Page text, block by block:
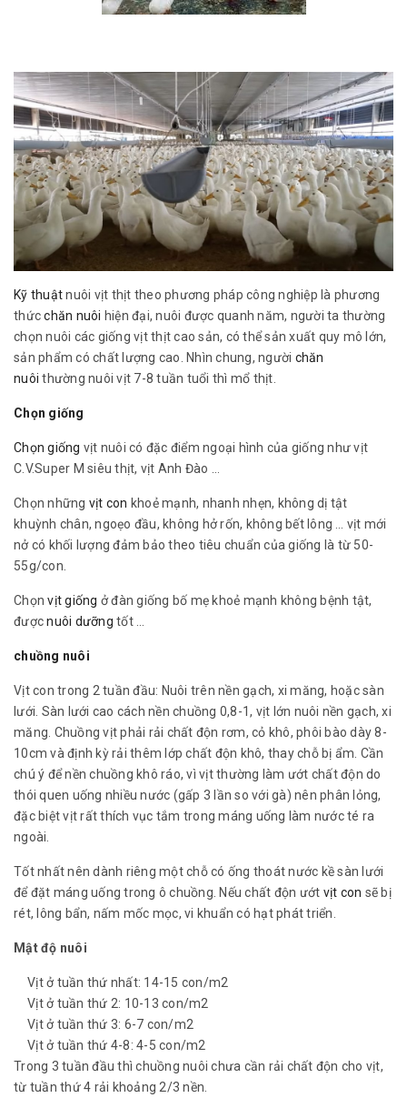
Kỹ thuậtnuôi vịt thịt theo phương pháp công nghiệp là phương
thứcchăn nuôi hiện đại, nuôi được quanh năm, người ta thường
chọn nuôi các giống vịt thịt cao sản, có thể sản xuất quy mô lớn,
sản phẩm có chất lượng cao. Nhìn chung, người chăn
nuôi thường nuôi vịt 7-8 tuần tuổi thì mổ thịt.
Chọn giống
Chọn giống vịt nuôi có đặc điểm ngoại hình của giống như vịt
C.V.Super M siêu thịt, vịt Anh Đào …
Chọn những vịt con khoẻ mạnh, nhanh nhẹn, không dị tật
khuỳnh chân, ngoẹo đầu, không hở rốn, không bết lông … vịt mới
nở có khối lượng đảm bảo theo tiêu chuẩn của giống là từ 50-
55g/con.
Chọnvịt giống ở đàn giống bố mẹ khoẻ mạnh không bệnh tật,
đượcnuôi dưỡng tốt …
chuồng nuôi
Vịt con trong 2 tuần đầu: Nuôi trên nền gạch, xi măng, hoặc sàn
lưới. Sàn lưới cao cách nền chuồng 0,8-1, vịt lớn nuôi nền gạch, xi
măng. Chuồng vịt phải rải chất độn rơm, cỏ khô, phôi bào dày 8-
10cm và định kỳ rải thêm lớp chất độn khô, thay chỗ bị ẩm. Cần
chú ý để nền chuồng khô ráo, vì vịt thường làm ướt chất độn do
thói quen uống nhiều nước (gấp 3 lần so với gà) nên phân lỏng,
đặc biệt vịt rất thích vục tắm trong máng uống làm nước té ra
ngoài.
Tốt nhất nên dành riêng một chỗ có ống thoát nước kề sàn lưới
để đặt máng uống trong ô chuồng. Nếu chất độn ướt vịt con sẽ bị
rét, lông bẩn, nấm mốc mọc, vi khuẩn có hạt phát triển.
Mật độ nuôi
Vịt ở tuần thứ nhất: 14-15 con/m2
Vịt ở tuần thứ 2: 10-13 con/m2
Vịt ở tuần thứ 3: 6-7 con/m2
Vịt ở tuần thứ 4-8: 4-5 con/m2
Trong 3 tuần đầu thì chuồng nuôi chưa cần rải chất độn cho vịt,
từ tuần thứ 4 rải khoảng 2/3 nền.